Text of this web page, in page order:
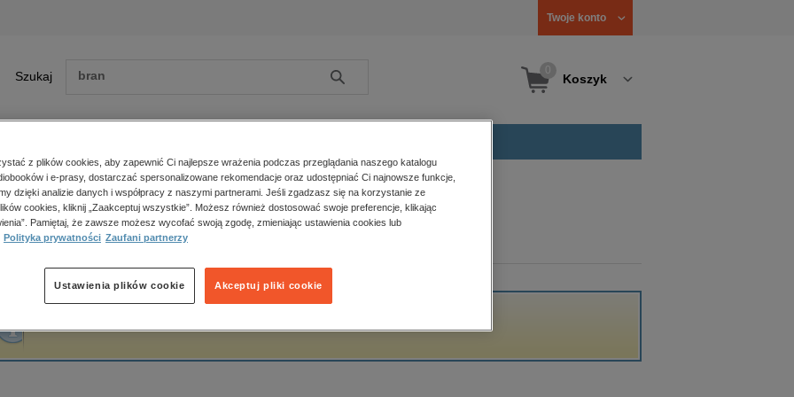
Twoje konto
Szukaj Szukaj Koszyk
Zobacz wszystkie E-prasa
polityka, społeczno-informacyjne
psychologiczne
popularno-naukowe
historia
główna Adam Staszczyk
Staszczyk
z plików cookies, aby zapewnić Ci najlepsze wrażenia podczas przeglądania naszego katalogu
i e-prasy, dostarczać spersonalizowane rekomendacje oraz udostępniać Ci najnowsze funkcje,
dzięki analizie danych i współpracy z naszymi partnerami. Jeśli zgadzasz się na korzystanie ze
cookies, kliknij „Zaakceptuj wszystkie”. Możesz również dostosować swoje preferencje, klikając
Pamiętaj, że zawsze możesz wycofać swoją zgodę, zmieniając ustawienia cookies lub
Polityka prywatności Zaufani partnerzy
Akceptuj pliki cookie
Ustawienia plików cookie